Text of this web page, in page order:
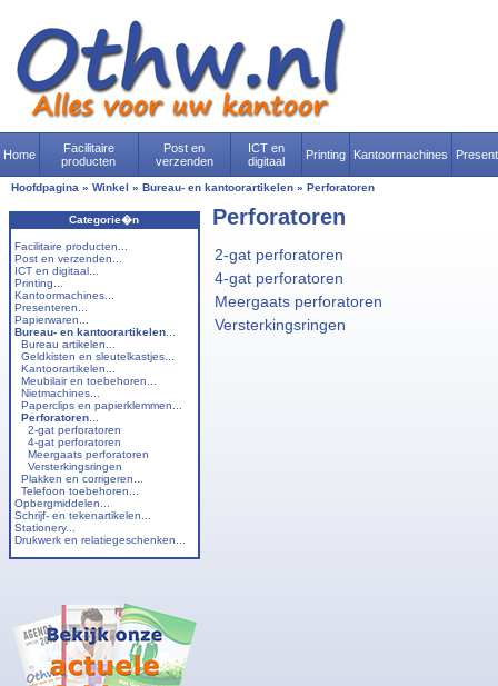
Home
Facilitaire
producten
Post en
verzenden
ICT en
digitaal
Printing Kantoormachines
Hoofdpagina » Winkel » Bureau- en kantoorartikelen » Perforatoren
Categorie�n
Facilitaire producten...
Post en verzenden...
ICT en digitaal...
Printing...
Kantoormachines...
Presenteren...
Papierwaren...
Bureau- en kantoorartikelen
Bureau artikelen...
Geldkisten en sleutelkastjes...
Kantoorartikelen...
Meubilair en toebehoren...
Nietmachines...
Paperclips en papierklemmen...
Perforatoren
2-gat perforatoren
4-gat perforatoren
Meergaats perforatoren
Versterkingsringen
Plakken en corrigeren...
Telefoon toebehoren...
Opbergmiddelen...
Schrijf- en tekenartikelen...
Stationery...
Drukwerk en relatiegeschenken...
Perforatoren
2-gat perforatoren
4-gat perforatoren
Meergaats perforatoren
Versterkingsringen